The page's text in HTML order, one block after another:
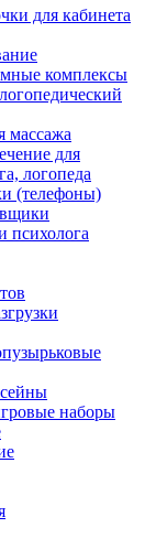
для кабинета
комплексы
массажа
для
логопеда
(телефоны)
психолога
наборы